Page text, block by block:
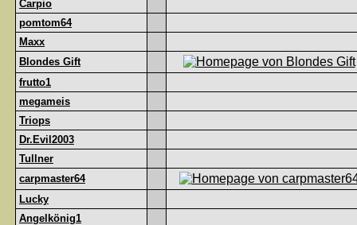
Carpio
pomtom64
Maxx
Blondes Gift
frutto1
megameis
Triops
Dr.Evil2003
Tullner
carpmaster64
Lucky
Angelkönig1